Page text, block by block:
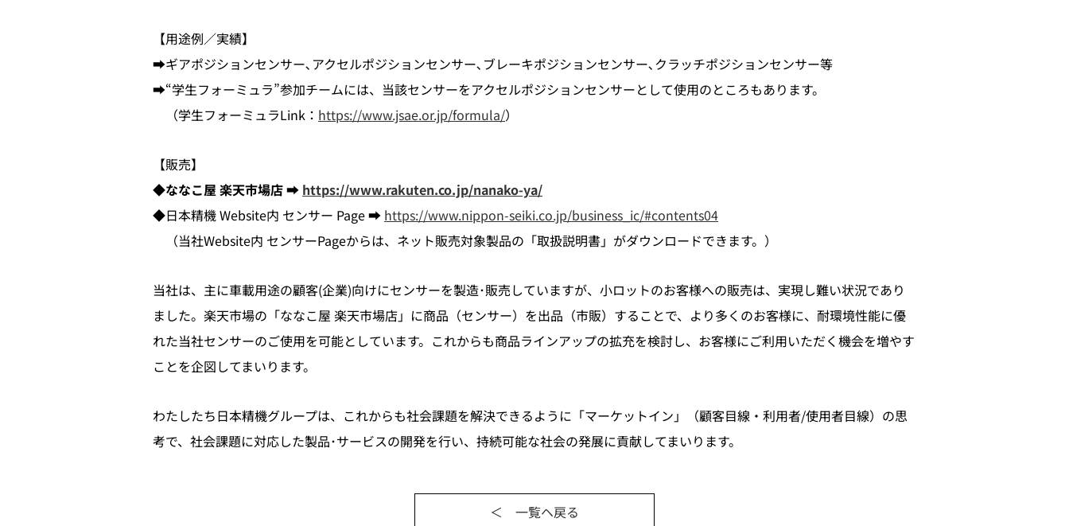
【用途例／実績】
➡ギアポジションセンサー､アクセルポジションセンサー､ブレーキポジションセンサー､クラッチポジションセンサー等
➡“学生フォーミュラ”参加チームには、当該センサーをアクセルポジションセンサーとして使用のところもあります。
（学生フォーミュラLink： https://www.jsae.or.jp/formula/）
【販売】
◆ななこ屋 楽天市場店 ➡ https://www.rakuten.co.jp/nanako-ya/
◆日本精機 Website内 センサー Page ➡ https://www.nippon-seiki.co.jp/business_ic/#contents04
（当社Website内 センサーPageからは、ネット販売対象製品の「取扱説明書」がダウンロードできます。）
当社は、主に車載用途の顧客(企業)向けにセンサーを製造･販売していますが、小ロットのお客様への販売は、実現し難い状況であり
ました。楽天市場の「ななこ屋 楽天市場店」に商品（センサー）を出品（市販）することで、より多くのお客様に、耐環境性能に優
れた当社センサーのご使用を可能としています。これからも商品ラインアップの拡充を検討し、お客様にご利用いただく機会を増やす
ことを企図してまいります。
わたしたち日本精機グループは、これからも社会課題を解決できるように「マーケットイン」（顧客目線・利用者/使用者目線）の思
考で、社会課題に対応した製品･サービスの開発を行い、持続可能な社会の発展に貢献してまいります。
＜ 一覧ヘ戻る